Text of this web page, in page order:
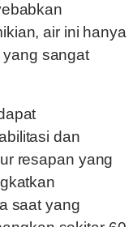
air ini hanya
sangat
dan
resapan yang
saat yang